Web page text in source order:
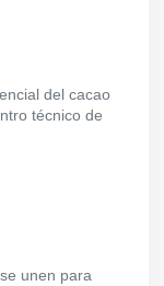
del cacao
técnico de
unen para